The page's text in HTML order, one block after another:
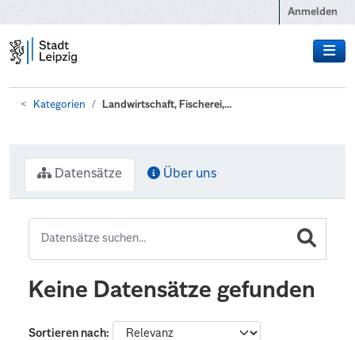
Anmelden
Kategorien Landwirtschaft, Fischerei,...
Datensätze Über uns
Keine Datensätze gefunden
Sortieren nach